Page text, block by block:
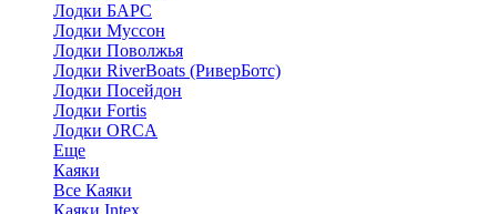
Лодки БАРС
Лодки Муссон
Лодки Поволжья
Лодки RiverBoats (РиверБотс)
Лодки Посейдон
Лодки Fortis
Лодки ORCA
Еще
Каяки
Все Каяки
Каяки Intex